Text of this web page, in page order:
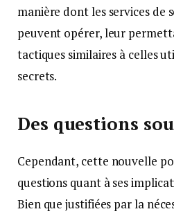
manière dont les services de
peuvent opérer, leur
tactiques similaires à celles
secrets.
Des questions
Cependant, cette nouvelle
questions quant à ses
Bien que justifiées par la